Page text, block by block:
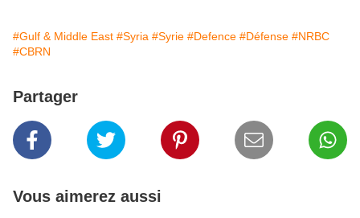
#Gulf & Middle East #Syria #Syrie #Defence #Défense #NRBC
#CBRN
Partager
Vous aimerez aussi